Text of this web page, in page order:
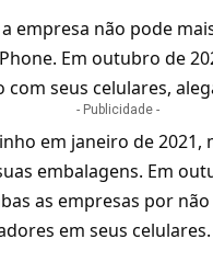
empresa não pode
Em outubro de
seus celulares,
- Publicidade -
em janeiro de
embalagens. Em
as empresas por
em seus celulares.